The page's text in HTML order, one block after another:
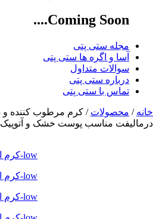
Coming Soon....
مجله ستی پتی
آسا و اگره ها ستی پتی
سوالات متداول
درباره ستی پتی
تماس با ستی پتی
خانه / محصولات
درمالیفت مناسب پوست خشک و آتوپیک 50 میلی لیتر